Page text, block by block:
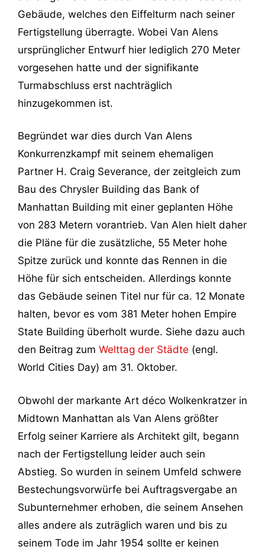
Gebäude, welches den Eiffelturm nach seiner
Fertigstellung überragte. Wobei Van Alens
ursprünglicher Entwurf hier lediglich 270 Meter
vorgesehen hatte und der signifikante
Turmabschluss erst nachträglich
hinzugekommen ist.
Begründet war dies durch Van Alens
Konkurrenzkampf mit seinem ehemaligen
Partner H. Craig Severance, der zeitgleich zum
Bau des Chrysler Building das Bank of
Manhattan Building mit einer geplanten Höhe
von 283 Metern vorantrieb. Van Alen hielt daher
die Pläne für die zusätzliche, 55 Meter hohe
Spitze zurück und konnte das Rennen in die
Höhe für sich entscheiden. Allerdings konnte
das Gebäude seinen Titel nur für ca. 12 Monate
halten, bevor es vom 381 Meter hohen Empire
State Building überholt wurde. Siehe dazu auch
den Beitrag zum Welttag der Städte (engl.
World Cities Day) am 31. Oktober.
Obwohl der markante Art déco Wolkenkratzer in
Midtown Manhattan als Van Alens größter
Erfolg seiner Karriere als Architekt gilt, begann
nach der Fertigstellung leider auch sein
Abstieg. So wurden in seinem Umfeld schwere
Bestechungsvorwürfe bei Auftragsvergabe an
Subunternehmer erhoben, die seinem Ansehen
alles andere als zuträglich waren und bis zu
seinem Tode im Jahr 1954 sollte er keinen